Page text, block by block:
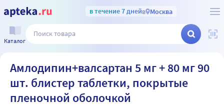
в течение 7 днейв Москва
Каталог
Амлодипин+валсартан 5 мг + 80 мг 90
шт. блистер таблетки, покрытые
пленочной оболочкой